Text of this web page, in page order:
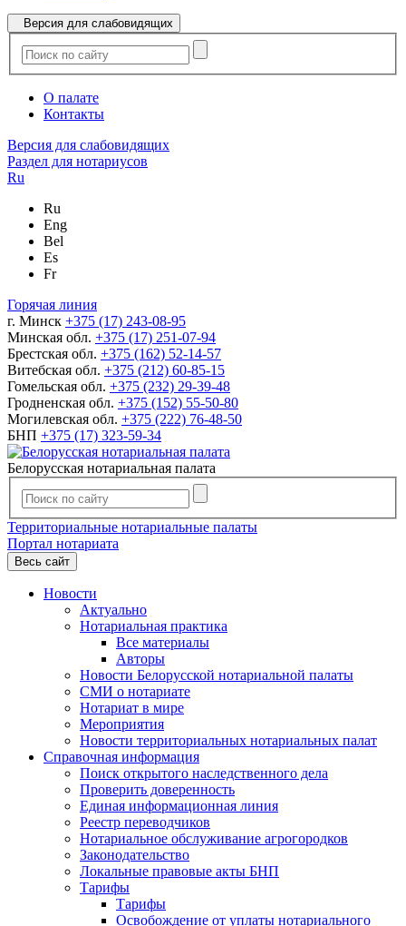
Версия для слабовидящих
О палате
Контакты
Версия для слабовидящих
Раздел для нотариусов
Ru
Ru
Eng
Bel
Es
Fr
Горячая линия
г. Минск +375 (17) 243-08-95
Минская обл. +375 (17) 251-07-94
Брестская обл. +375 (162) 52-14-57
Витебская обл. +375 (212) 60-85-15
Гомельская обл. +375 (232) 29-39-48
Гродненская обл. +375 (152) 55-50-80
Могилевская обл. +375 (222) 76-48-50
БНП +375 (17) 323-59-34
Белорусская нотариальная палата
Территориальные нотариальные палаты
Портал нотариата
Весь сайт
Новости
Актуально
Нотариальная практика
Все материалы
Авторы
Новости Белорусской нотариальной палаты
СМИ о нотариате
Нотариат в мире
Мероприятия
Новости территориальных нотариальных палат
Справочная информация
Поиск открытого наследственного дела
Проверить доверенность
Единая информационная линия
Реестр переводчиков
Нотариальное обслуживание агрогородков
Законодательство
Локальные правовые акты БНП
Тарифы
Тарифы
Освобождение от уплаты нотариального